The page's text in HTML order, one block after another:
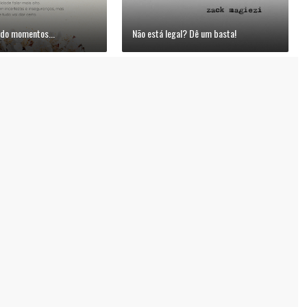
momentos... Não está legal? Dê um basta!